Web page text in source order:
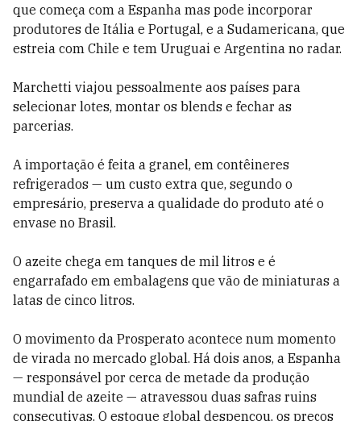
que começa com a Espanha mas pode incorporar
produtores de Itália e Portugal, e a Sudamericana, que
estreia com Chile e tem Uruguai e Argentina no radar.
Marchetti viajou pessoalmente aos países para
selecionar lotes, montar os blends e fechar as
parcerias.
A importação é feita a granel, em contêineres
refrigerados — um custo extra que, segundo o
empresário, preserva a qualidade do produto até o
envase no Brasil.
O azeite chega em tanques de mil litros e é
engarrafado em embalagens que vão de miniaturas a
latas de cinco litros.
O movimento da Prosperato acontece num momento
de virada no mercado global. Há dois anos, a Espanha
— responsável por cerca de metade da produção
mundial de azeite — atravessou duas safras ruins
consecutivas. O estoque global despencou, os preços